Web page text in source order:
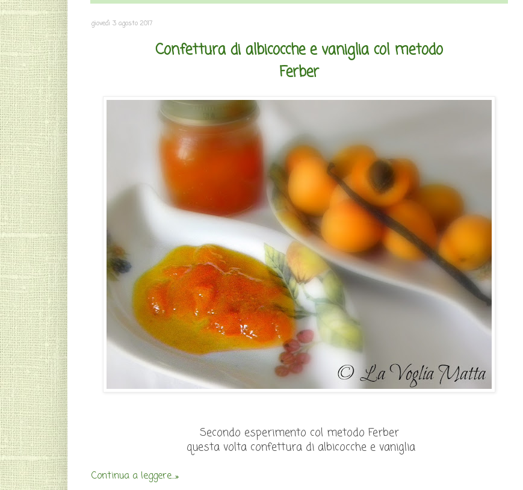
giovedì 3 agosto 2017
Confettura di albicocche e vaniglia col metodo
Ferber
Secondo esperimento col metodo Ferber
questa volta confettura di albicocche e vaniglia
Continua a leggere...»